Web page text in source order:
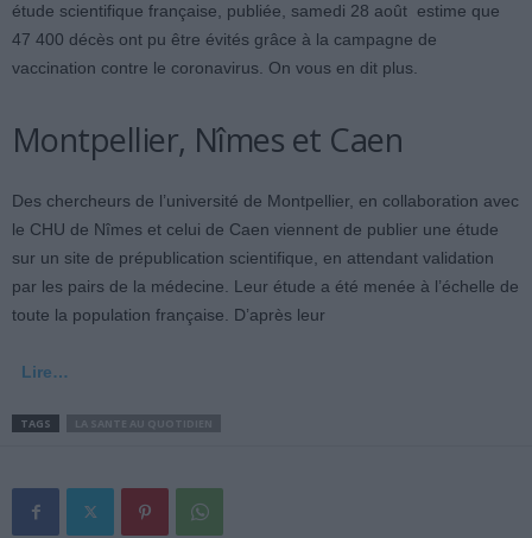
étude scientifique française, publiée, samedi 28 août estime que
47 400 décès ont pu être évités grâce à la campagne de
vaccination contre le coronavirus. On vous en dit plus.
Montpellier, Nîmes et Caen
Des chercheurs de l’université de Montpellier, en collaboration avec
le CHU de Nîmes et celui de Caen viennent de publier une étude
sur un site de prépublication scientifique, en attendant validation
par les pairs de la médecine. Leur étude a été menée à l’échelle de
toute la population française. D’après leur
Lire…
TAGS